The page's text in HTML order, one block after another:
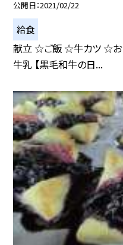
公開日 2021/02/22
給食
献立 ☆ご飯 ☆牛カツ ☆
牛乳 【黒毛和牛の日...